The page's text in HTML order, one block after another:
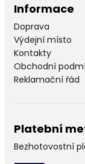
Informace
Doprava
Výdejní místo
Kontakty
Obchodní
Reklamační řád
Platební
Bezhotovostní